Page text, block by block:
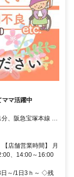
マ活躍中
、阪急宝塚本線 宝
阪急)徒歩約14分
店舗営業時間】 月
、14:00～16:00
日～/1日3ｈ～ ◇残